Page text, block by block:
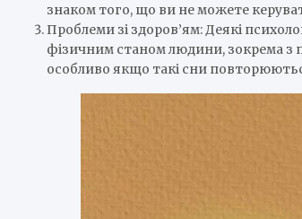
знаком того, що ви не можете
Проблеми зі здоров’ям: Деякі
фізичним станом людини, зокрема з
особливо якщо такі сни